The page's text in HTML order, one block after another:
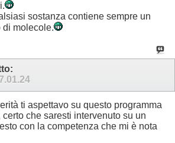
sostanza contiene sempre un
di molecole.
ti aspettavo su questo programma
che saresti intervenuto su un
con la competenza che mi è nota